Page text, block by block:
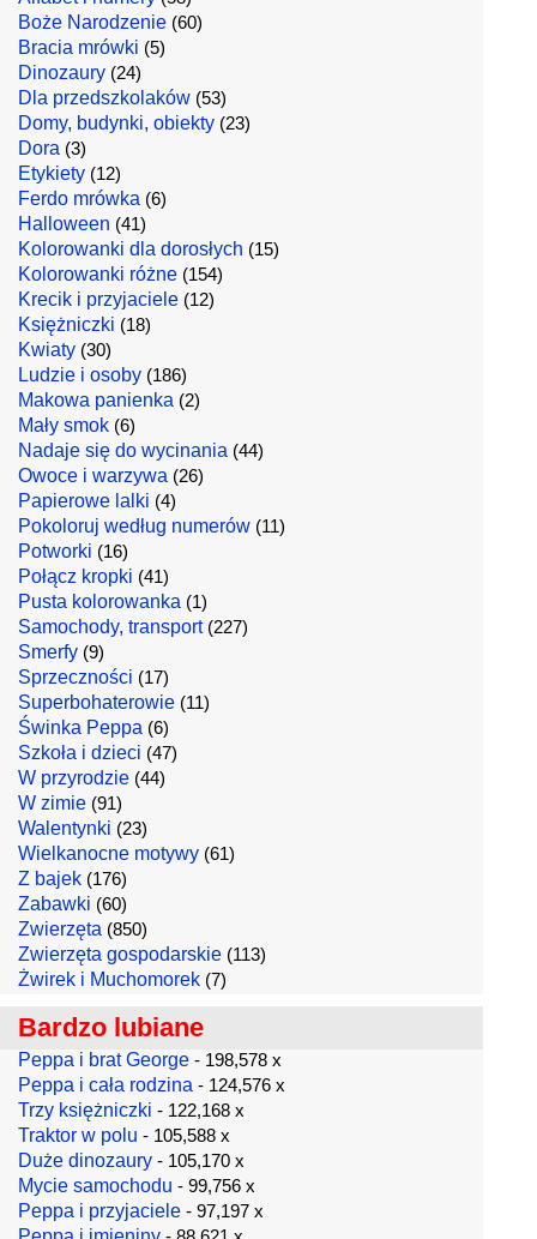
Boże Narodzenie (60)
Bracia mrówki (5)
Dinozaury (24)
Dla przedszkolaków (53)
Domy, budynki, obiekty (23)
Dora (3)
Etykiety (12)
Ferdo mrówka (6)
Halloween (41)
Kolorowanki dla dorosłych (15)
Kolorowanki różne (154)
Krecik i przyjaciele (12)
Księżniczki (18)
Kwiaty (30)
Ludzie i osoby (186)
Makowa panienka (2)
Mały smok (6)
Nadaje się do wycinania (44)
Owoce i warzywa (26)
Papierowe lalki (4)
Pokoloruj według numerów (11)
Potworki (16)
Połącz kropki (41)
Pusta kolorowanka (1)
Samochody, transport(227)
Smerfy (9)
Sprzeczności (17)
Superbohaterowie (11)
Świnka Peppa (6)
Szkoła i dzieci (47)
W przyrodzie (44)
W zimie (91)
Walentynki (23)
Wielkanocne motywy (61)
Z bajek (176)
Zabawki (60)
Zwierzęta (850)
Zwierzęta gospodarskie (113)
Żwirek i Muchomorek (7)
Bardzo lubiane
Peppa i brat George - 198,578 x
Peppa i cała rodzina - 124,576 x
Trzy księżniczki - 122,168 x
Traktor w polu - 105,588 x
Duże dinozaury - 105,170 x
Mycie samochodu - 99,756 x
Peppa i przyjaciele - 97,197 x